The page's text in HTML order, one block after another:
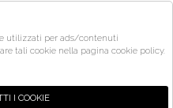
SICURO
- 19:30 | sabato 9:30 - 13:00 e dalle
e lunedì chiuso
utilizzati per ads/contenuti
tali cookie nella pagina cookie policy.
I COOKIE